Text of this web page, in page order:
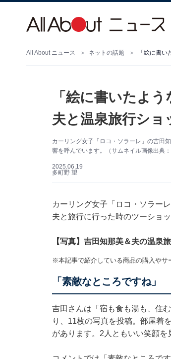
All About ニュース ネットの話題 「絵に書
「絵に書いたよ
夫と温泉旅行ショ
カーリング女子「ロコ・ソラーレ」の吉田
響を呼んでいます。（サムネイル画像出典
2025.06.19
多町野 望
カーリング女子「ロコ・ソラー
夫と旅行に行った時のツーショ
【写真】吉田知那美＆夫の温泉
※本記事で紹介している商品の購入やサ
「素敵なところですね」
吉田さんは「宿も食も湯も、住
り、11枚の写真を投稿。部屋着
があります。2人ともいい笑顔を